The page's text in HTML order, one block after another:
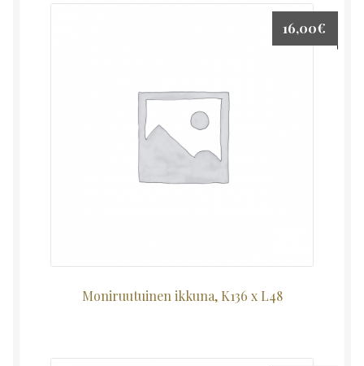
Moniruutuinen ikkuna, K136 x L48
16,00€